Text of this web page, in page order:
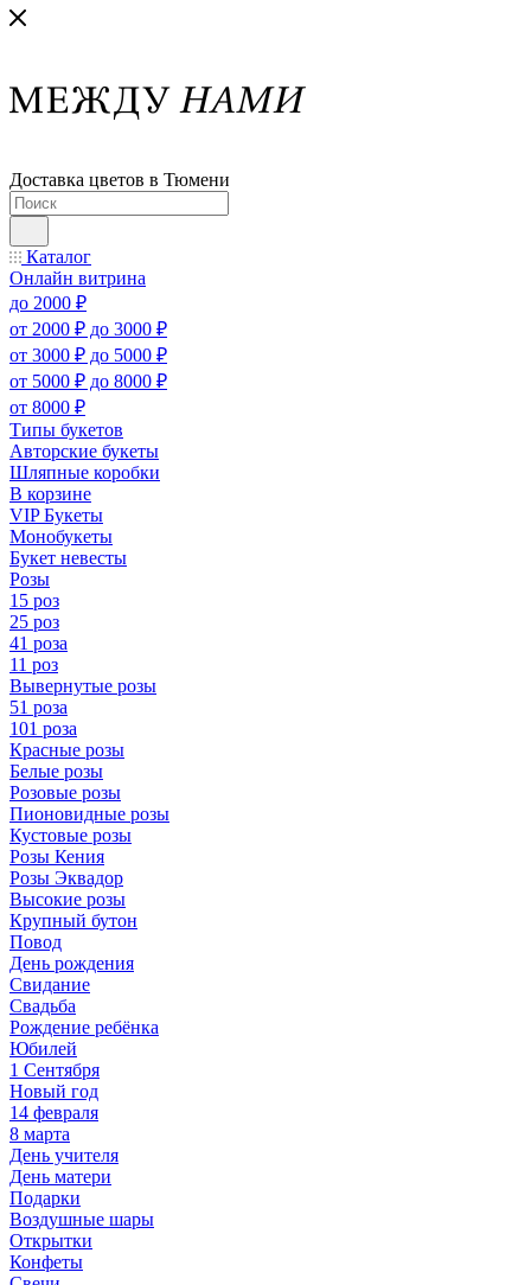
Доставка цветов в Тюмени
Каталог
Онлайн витрина
до 2000 ₽
от 2000 ₽ до 3000 ₽
от 3000 ₽ до 5000 ₽
от 5000 ₽ до 8000 ₽
от 8000 ₽
Типы букетов
Авторские букеты
Шляпные коробки
В корзине
VIP Букеты
Монобукеты
Букет невесты
Розы
15 роз
25 роз
41 роза
11 роз
Вывернутые розы
51 роза
101 роза
Красные розы
Белые розы
Розовые розы
Пионовидные розы
Кустовые розы
Розы Кения
Розы Эквадор
Высокие розы
Крупный бутон
Повод
День рождения
Свидание
Свадьба
Рождение ребёнка
Юбилей
1 Сентября
Новый год
14 февраля
8 марта
День учителя
День матери
Подарки
Воздушные шары
Открытки
Конфеты